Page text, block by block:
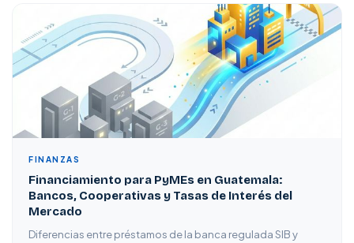
FINANZAS
Financiamiento para PyMEs en Guatemala:
Bancos, Cooperativas y Tasas de Interés del
Mercado
Diferencias entre préstamos de la banca regulada SIB y